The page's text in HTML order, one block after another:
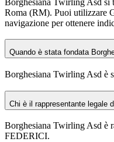
Roma (RM). Puoi utilizzare
navigazione per ottenere
Quando è stata fondata
Borghesiana Twirling Asd è
Chi è il rappresentante legale
Borghesiana Twirling Asd è
FEDERICI.